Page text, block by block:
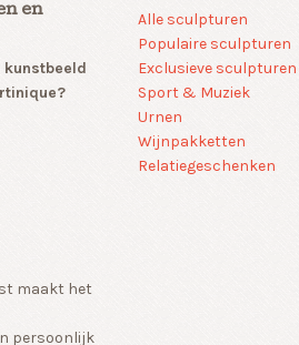
en
kunstbeeld
maakt het
persoonlijk
Alle sculpturen
Populaire sculpturen
Exclusieve sculpturen
Sport & Muziek
Urnen
Wijnpakketten
Relatiegeschenken